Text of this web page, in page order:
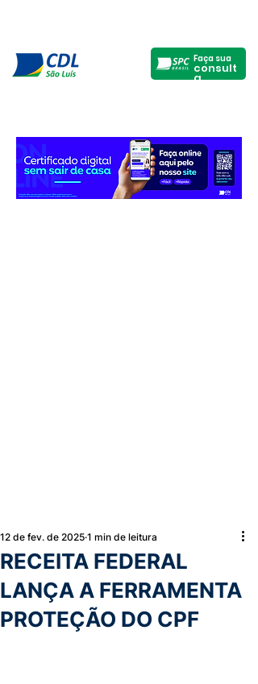
Faça sua
consult
a
RECEITA FEDERAL
LANÇA A FERRAMENTA
PROTEÇÃO DO CPF
12 de fev. de 2025 1 min de leitura